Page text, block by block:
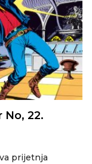
No, 22.
prijetnja